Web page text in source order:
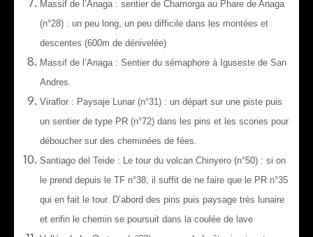
Massif de l’Anaga : sentier de Chamorga au Phare de Anaga
(n°28) : un peu long, un peu difficile dans les montées et
descentes (600m de dénivelée)
Massif de l’Anaga : Sentier du sémaphore à Iguseste de San
Andres.
Viraflor : Paysaje Lunar (n°31) : un départ sur une piste puis
un sentier de type PR (n°72) dans les pins et les scories pour
déboucher sur des cheminées de fées.
Santiago del Teide : Le tour du volcan Chinyero (n°50) : si on
le prend depuis le TF n°38, il suffit de ne faire que le PR n°35
qui en fait le tour. D’abord des pins puis paysage très lunaire
et enfin le chemin se poursuit dans la coulée de lave